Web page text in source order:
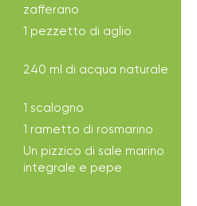
zafferano
1 pezzetto di aglio
240 ml di acqua naturale
1 scalogno
1 rametto di rosmarino
Un pizzico di sale marino
integrale e pepe